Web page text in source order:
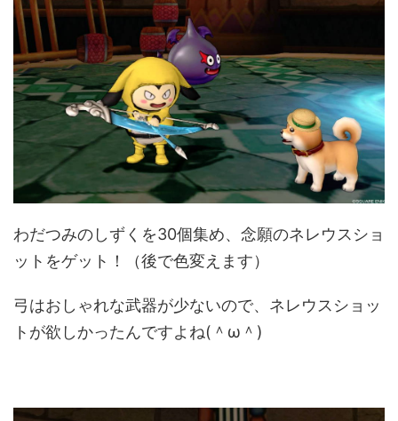
わだつみのしずくを30個集め、念願のネレウスショ
ットをゲット！（後で色変えます）
弓はおしゃれな武器が少ないので、ネレウスショッ
トが欲しかったんですよね(＾ω＾)